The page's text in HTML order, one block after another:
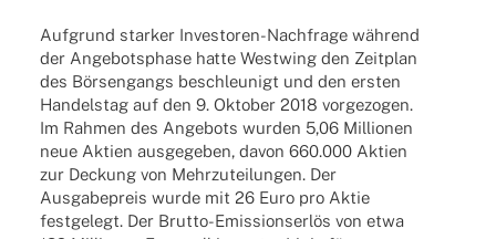
Aufgrund star­ker Inves­­to­­ren-Nach­frage während
der Ange­bots­phase hatte West­wing den Zeit­plan
des Börsen­gangs beschleu­nigt und den ersten
Handels­tag auf den 9. Okto­ber 2018 vorge­zo­gen.
Im Rahmen des Ange­bots wurden 5,06 Millio­nen
neue Aktien ausge­ge­ben, davon 660.000 Aktien
zur Deckung von Mehr­zu­tei­lun­gen. Der
Ausga­be­preis wurde mit 26 Euro pro Aktie
fest­ge­legt. Der Brutto-Emis­­si­ons­er­­lös von etwa